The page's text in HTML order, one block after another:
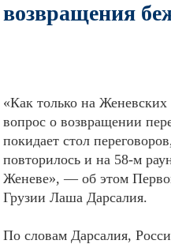
возвращения
«Как только на Женевских
вопрос о возвращении
покидает стол
повторилось и на 58-м
Женеве», — об этом
Грузии Лаша Дарсалия.
По словам Дарсалия,